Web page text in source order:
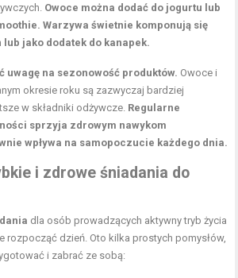
Owoce można dodać do jogurtu lub
Warzywa świetnie komponują się
lub jako dodatek do kanapek.
uwagę na sezonowość produktów. Owoce i
okresie roku są zazwyczaj bardziej
w składniki odżywcze. Regularne
sprzyja zdrowym nawykom
wpływa na samopoczucie każdego dnia.
i zdrowe śniadania do
dla osób prowadzących aktywny tryb życia
rozpocząć dzień. Oto kilka prostych pomysłów,
i zabrać ze sobą: